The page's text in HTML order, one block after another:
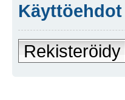
Käyttöehdot
Rekisteröidy